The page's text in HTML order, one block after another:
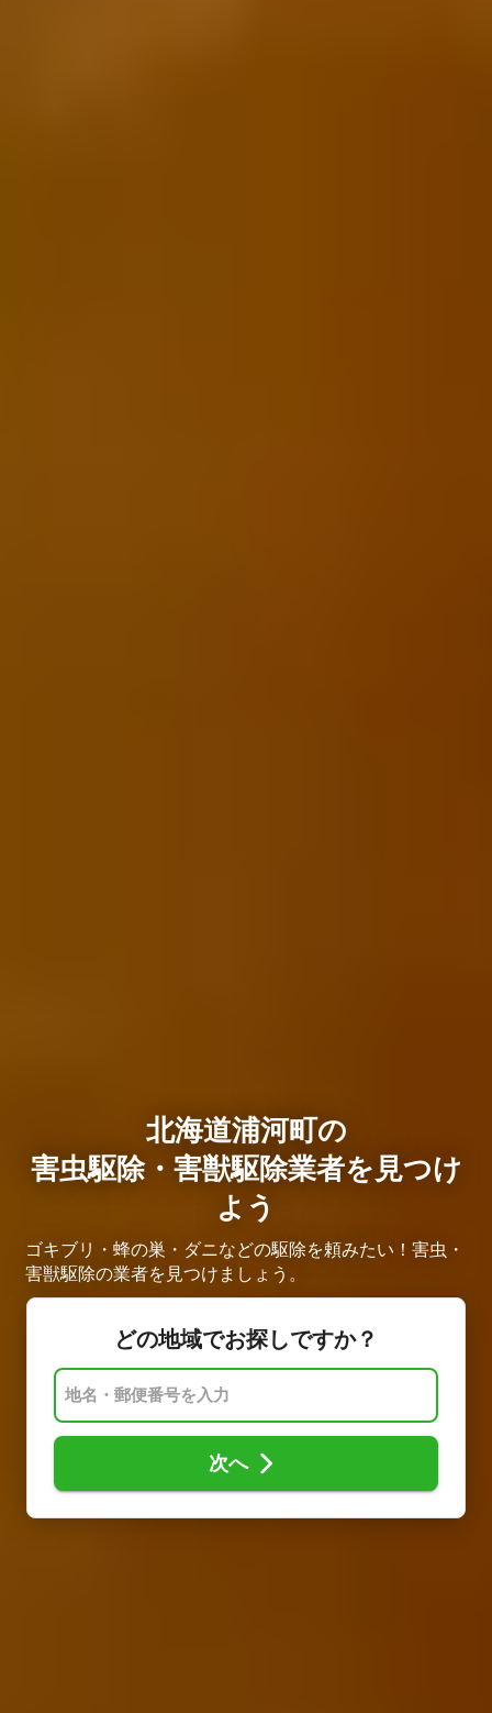
北海道浦河町の
害虫駆除・害獣駆除業者を見つけ
よう
ゴキブリ・蜂の巣・ダニなどの駆除を頼みたい！害虫・
害獣駆除の業者を見つけましょう。
どの地域でお探しですか？
次へ